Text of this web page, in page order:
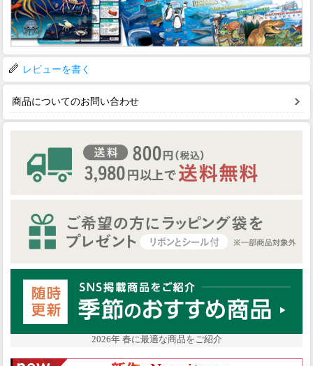
レビューを書く
商品についてのお問い合わせ